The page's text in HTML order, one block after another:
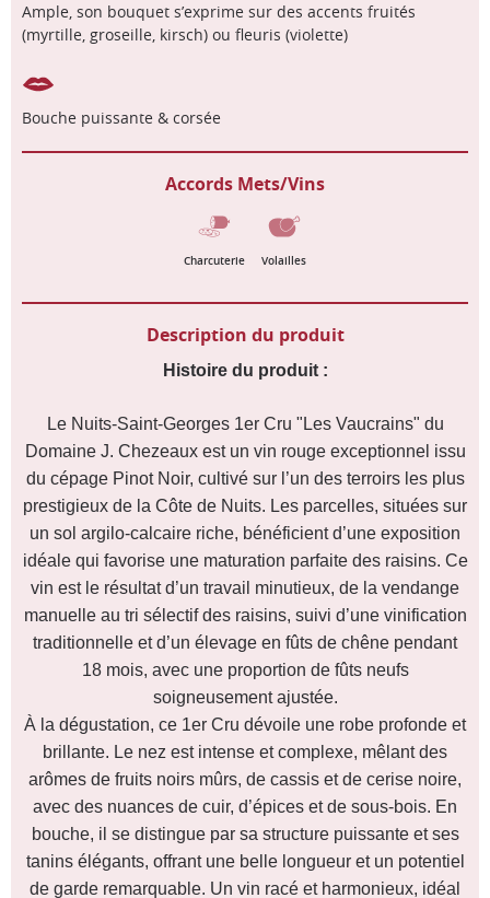
Ample, son bouquet s’exprime sur des accents fruités
(myrtille, groseille, kirsch) ou fleuris (violette)
Bouche puissante & corsée
Accords Mets/Vins
Charcuterie Volailles
Description du produit
Histoire du produit :
Le Nuits-Saint-Georges 1er Cru "Les Vaucrains" du
Domaine J. Chezeaux est un vin rouge exceptionnel issu
du cépage Pinot Noir, cultivé sur l’un des terroirs les plus
prestigieux de la Côte de Nuits. Les parcelles, situées sur
un sol argilo-calcaire riche, bénéficient d’une exposition
idéale qui favorise une maturation parfaite des raisins. Ce
vin est le résultat d’un travail minutieux, de la vendange
manuelle au tri sélectif des raisins, suivi d’une vinification
traditionnelle et d’un élevage en fûts de chêne pendant
18 mois, avec une proportion de fûts neufs
soigneusement ajustée.
À la dégustation, ce 1er Cru dévoile une robe profonde et
brillante. Le nez est intense et complexe, mêlant des
arômes de fruits noirs mûrs, de cassis et de cerise noire,
avec des nuances de cuir, d’épices et de sous-bois. En
bouche, il se distingue par sa structure puissante et ses
tanins élégants, offrant une belle longueur et un potentiel
de garde remarquable. Un vin racé et harmonieux, idéal